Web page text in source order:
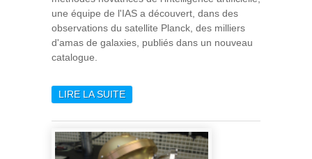
une équipe de l'IAS a découvert, dans des
observations du satellite Planck, des milliers
d'amas de galaxies, publiés dans un nouveau
catalogue.
LIRE LA SUITEDE DES AMAS DE GALAXIES
DONNÉES PLANCK GRÂCE À
L'INTELLIGENCE
ARTIFICIELLE